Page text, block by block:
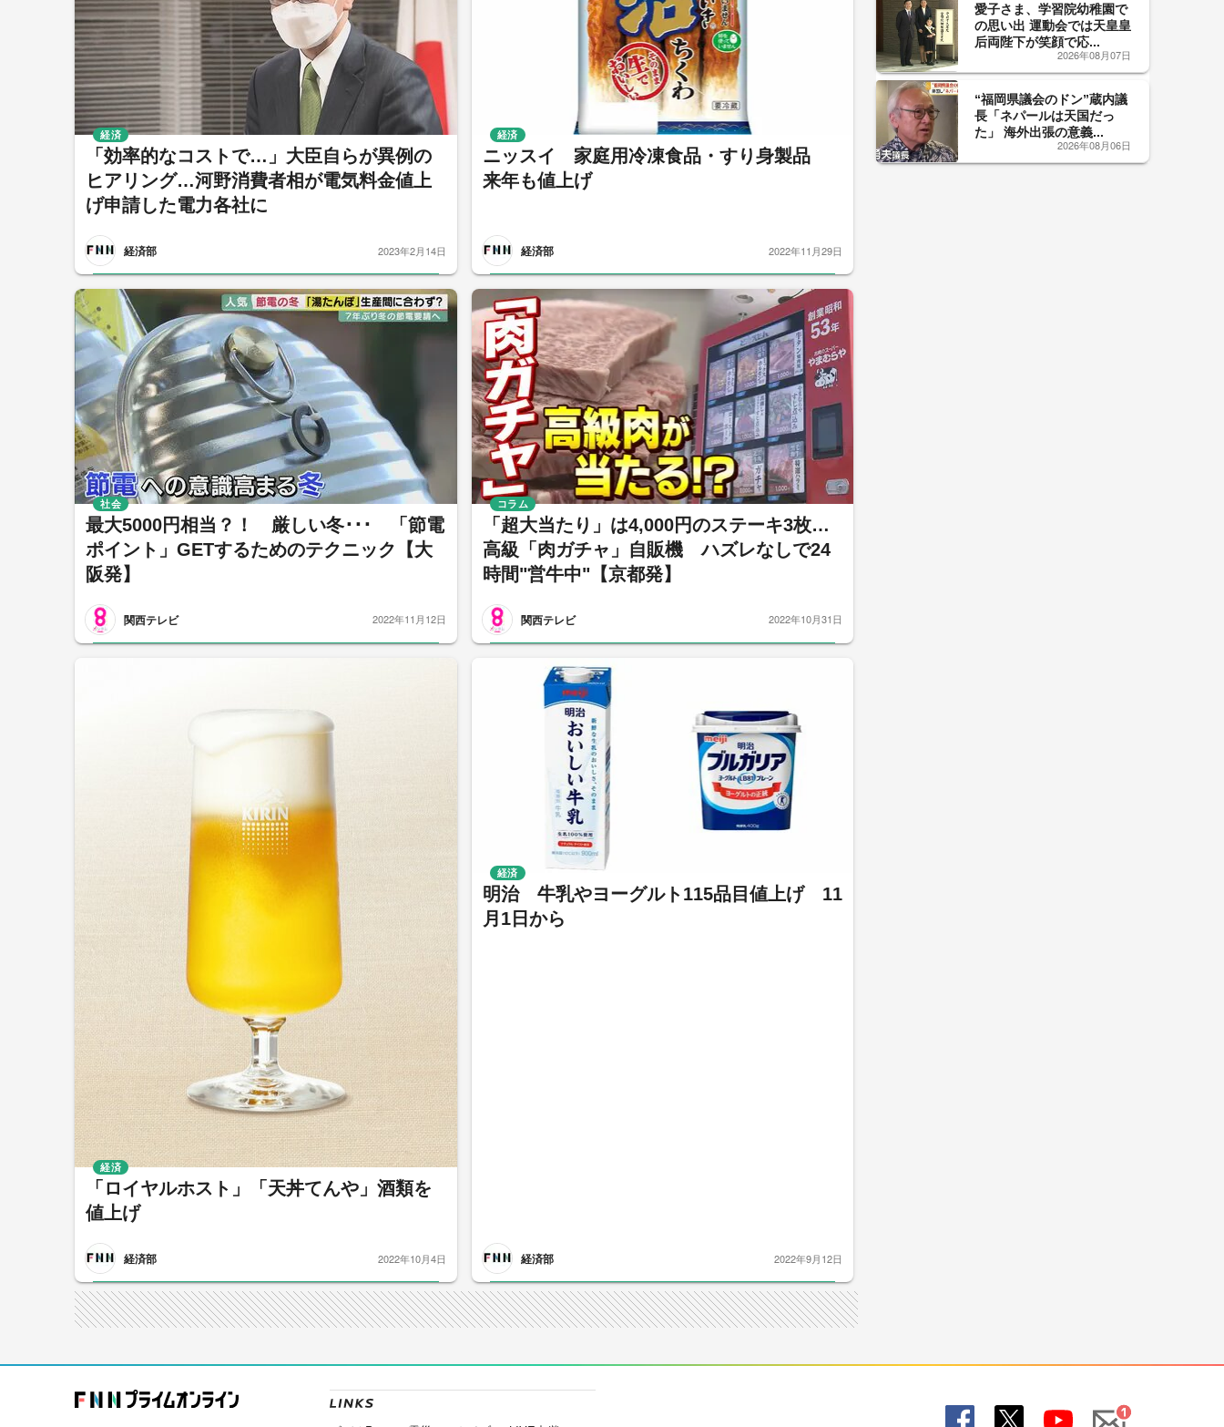
「効率的なコストで…」大臣自らが異例の
ヒアリング…河野消費者相が電気料金値上
げ申請した電力各社に
経済部
経済
2023年2月14日
ニッスイ 家庭用冷凍食品・すり身製品
来年も値上げ
経済部
経済
2022年11月29日
最大5000円相当？！ 厳しい冬･･･ 「節電
ポイント」GETするためのテクニック【大
阪発】
関西テレビ
社会
2022年11月12日
「超大当たり」は4,000円のステーキ3枚…
高級「肉ガチャ」自販機 ハズレなしで24
時間"営牛中"【京都発】
関西テレビ
コラム
2022年10月31日
「ロイヤルホスト」「天丼てんや」酒類を
値上げ
経済部
経済
2022年10月4日
明治 牛乳やヨーグルト115品目値上げ 11
月1日から
経済部
経済
2022年9月12日
愛子さま、学習院幼稚園で
の思い出 運動会では天皇皇
后両陛下が笑顔で応...
2026年08月07日
“福岡県議会のドン”蔵内議
長「ネパールは天国だっ
た」 海外出張の意義...
2026年08月06日
Fac X You Mail